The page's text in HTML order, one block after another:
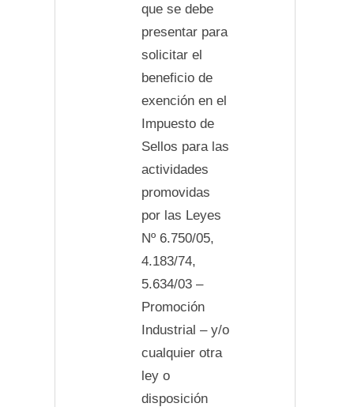
que se debe
presentar para
solicitar el
beneficio de
exención en el
Impuesto de
Sellos para las
actividades
promovidas
por las Leyes
Nº 6.750/05,
4.183/74,
5.634/03 –
Promoción
Industrial – y/o
cualquier otra
ley o
disposición